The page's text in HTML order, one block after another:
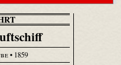
• 1859